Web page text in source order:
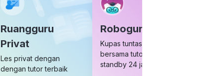
Ruangguru
Privat
Les privat dengan
dengan tutor terbaik
Roboguru Plus
Kupas tuntas soal sulit
bersama tutor yang
standby 24 jam